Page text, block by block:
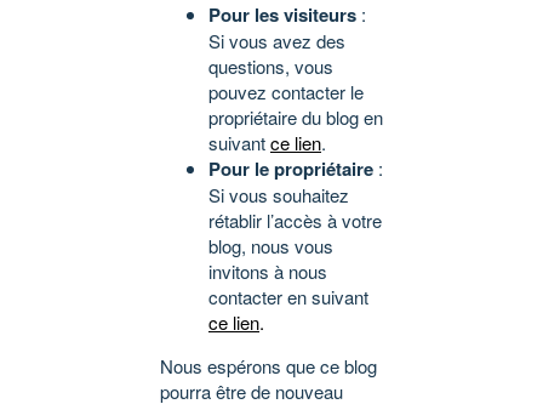
Pour les visiteurs :
Si vous avez des
questions, vous
pouvez contacter le
propriétaire du blog en
suivantce lien.
Pour le propriétaire :
Si vous souhaitez
rétablir l’accès à votre
blog, nous vous
invitons à nous
contacter en suivant
ce lien.
Nous espérons que ce blog
pourra être de nouveau